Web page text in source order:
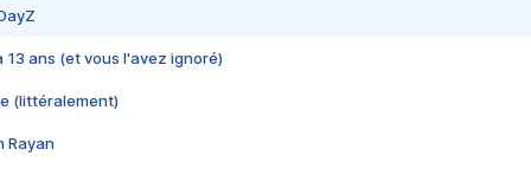
13 ans (et vous l'avez ignoré)
(littéralement)
Rayan